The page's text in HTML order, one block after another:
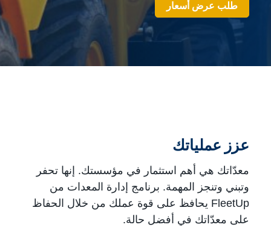
طلب عرض أسعار
عزز عملياتك
معدّاتك هي أهم استثمار في مؤسستك. إنها تحفر
وتبني وتنجز المهمة. برنامج إدارة المعدات من
FleetUp يحافظ على قوة عملك من خلال الحفاظ
على معدّاتك في أفضل حالة.